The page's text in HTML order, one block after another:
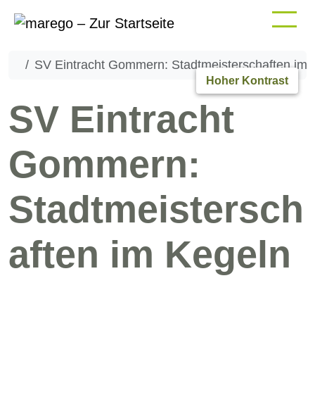
Hoher Kontrast
SV Eintracht Gommern: Stadtmeisterschaften im
SV Eintracht
Gommern:
Stadtmeistersch
aften im Kegeln